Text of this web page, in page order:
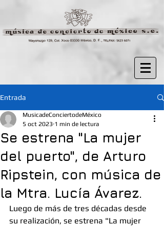
Entrada
Se estrena "La mujer
del puerto", de Arturo
Ripstein, con música de
la Mtra. Lucía Ávarez.
MusicadeConciertodeMéxico
5 oct 2023 1 min de lectura
Luego de más de tres décadas desde
su realización, se estrena "La mujer